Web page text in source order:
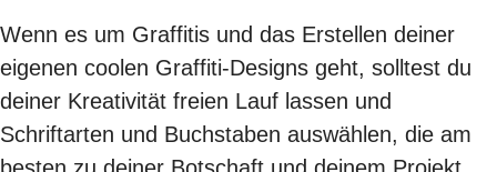
Wenn es um Graffitis und das Erstellen deiner
eigenen coolen Graffiti-Designs geht, solltest du
deiner Kreativität freien Lauf lassen und
Schriftarten und Buchstaben auswählen, die am